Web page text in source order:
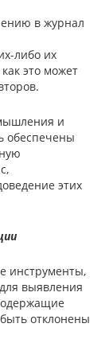
в журнал
либо их
это может
и
обеспечены
этих
инструменты,
выявления
отклонены